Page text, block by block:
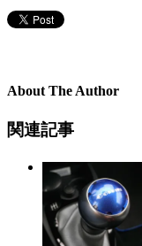
About The Author
関連記事